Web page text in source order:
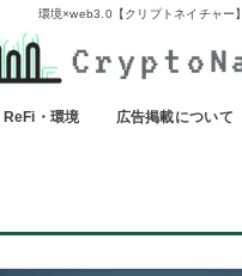
環境×web3.0【クリプトネイチャー】
ReFi・環境 広告掲載について